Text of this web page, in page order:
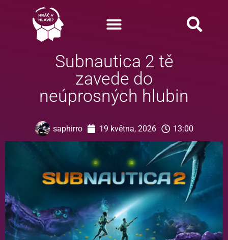
Subnautica 2 tě
zavede do
neúprosných hlubin
saphirro 19 května, 2026 13:00